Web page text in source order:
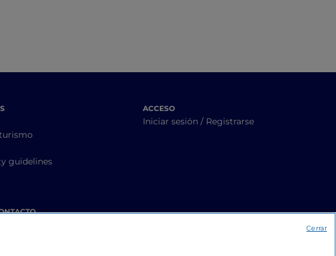
guidelines
ACCESO
Iniciar sesión / Registrarse
Cerrar